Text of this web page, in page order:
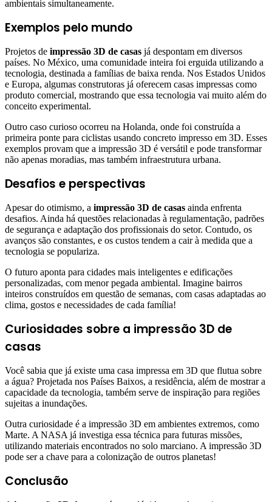
ambientais simultaneamente.
Exemplos pelo mundo
Projetos de impressão 3D de casas já despontam em diversos
países. No México, uma comunidade inteira foi erguida utilizando a
tecnologia, destinada a famílias de baixa renda. Nos Estados Unidos
e Europa, algumas construtoras já oferecem casas impressas como
produto comercial, mostrando que essa tecnologia vai muito além do
conceito experimental.
Outro caso curioso ocorreu na Holanda, onde foi construída a
primeira ponte para ciclistas usando concreto impresso em 3D. Esses
exemplos provam que a impressão 3D é versátil e pode transformar
não apenas moradias, mas também infraestrutura urbana.
Desafios e perspectivas
Apesar do otimismo, a impressão 3D de casas ainda enfrenta
desafios. Ainda há questões relacionadas à regulamentação, padrões
de segurança e adaptação dos profissionais do setor. Contudo, os
avanços são constantes, e os custos tendem a cair à medida que a
tecnologia se populariza.
O futuro aponta para cidades mais inteligentes e edificações
personalizadas, com menor pegada ambiental. Imagine bairros
inteiros construídos em questão de semanas, com casas adaptadas ao
clima, gostos e necessidades de cada família!
Curiosidades sobre a impressão 3D de
casas
Você sabia que já existe uma casa impressa em 3D que flutua sobre
a água? Projetada nos Países Baixos, a residência, além de mostrar a
capacidade da tecnologia, também serve de inspiração para regiões
sujeitas a inundações.
Outra curiosidade é a impressão 3D em ambientes extremos, como
Marte. A NASA já investiga essa técnica para futuras missões,
utilizando materiais encontrados no solo marciano. A impressão 3D
pode ser a chave para a colonização de outros planetas!
Conclusão